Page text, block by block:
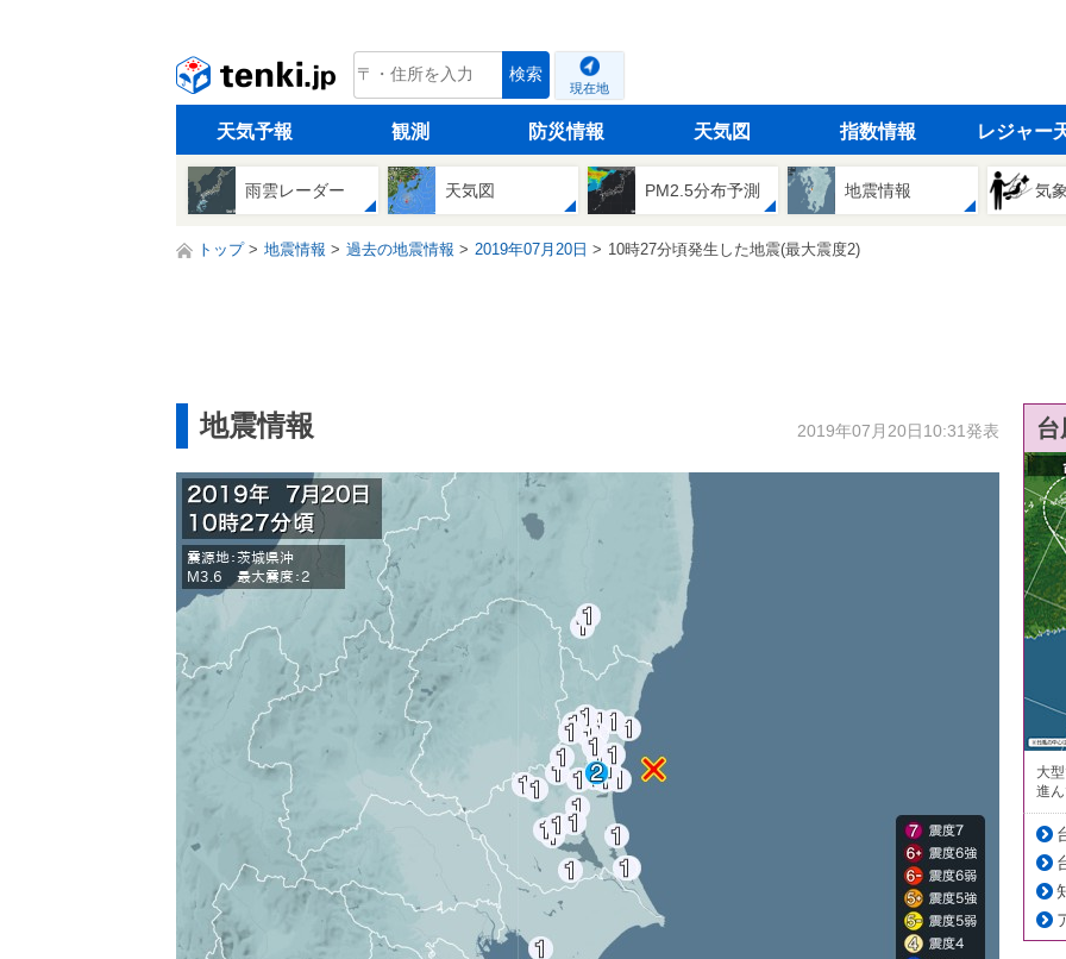
tenki.jp 検索
現在地
天気予報 観測 防災情報 天気図 指数情報 レジャー
雨雲レーダー 天気図 PM2.5分布予測 地震情報 気
トップ 地震情報 過去の地震情報 2019年07月20日 10時27分頃発生した地震(最大震度2)
地震情報 2019年07月20日10:31発表
大
進